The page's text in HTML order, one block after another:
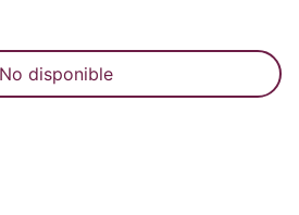
No disponible